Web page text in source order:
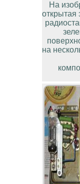
На
открытая
на